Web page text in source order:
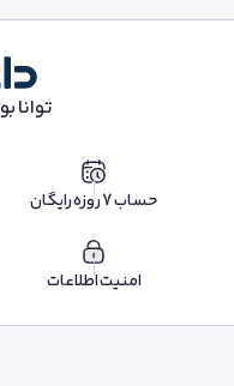
توانا
حساب 7 روزه رایگان
امنیت اطلاعات